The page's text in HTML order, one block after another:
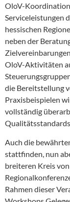
OloV-
Serviceleistungen
hessischen
neben der
OloV-Aktivitäten
die Bereitstellung
Praxisbeispielen
vollständig
Auch die
stattfinden, nun
breiteren Kreis
Rahmen dieser